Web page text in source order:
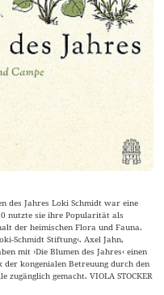
des Jahres Loki Schmidt war eine
nutzte sie ihre Popularität als
der heimischen Flora und Fauna.
Schmidt Stiftung‹. Axel Jahn,
mit ›Die Blumen des Jahres‹ einen
kongenialen Betreuung durch den
zugänglich gemacht. VIOLA STOCKER